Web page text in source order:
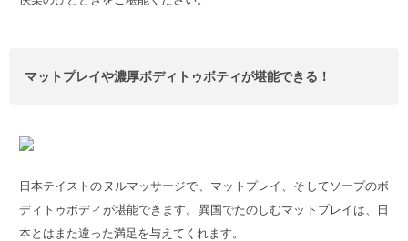
マットプレイや濃厚ボディトゥボティが堪能できる！
日本テイストのヌルマッサージで、マットプレイ、そしてソープのボ
ディトゥボディが堪能できます。異国でたのしむマットプレイは、日
本とはまた違った満足を与えてくれます。